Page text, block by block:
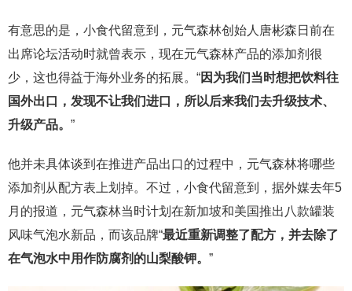
有意思的是，小食代留意到，元气森林创始人唐彬森日前在
出席论坛活动时就曾表示，现在元气森林产品的添加剂很
少，这也得益于海外业务的拓展。“因为我们当时想把饮料往
国外出口，发现不让我们进口，所以后来我们去升级技术、
升级产品。 ”
他并未具体谈到在推进产品出口的过程中，元气森林将哪些
添加剂从配方表上划掉。不过，小食代留意到，据外媒去年5
月的报道，元气森林当时计划在新加坡和美国推出八款罐装
风味气泡水新品，而该品牌“最近重新调整了配方，并去除了
在气泡水中用作防腐剂的山梨酸钾。 ”